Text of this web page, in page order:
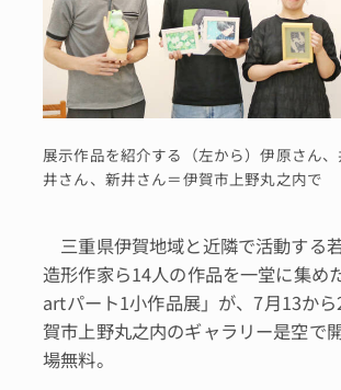
展示作品を紹介する（左から）伊原さん
井さん、新井さん＝伊賀市上野丸之内で
三重県伊賀地域と近隣で活動する若
造形作家ら14人の作品を一堂に集め
artパート1小作品展」が、7月13か
賀市上野丸之内のギャラリー是空で
場無料。